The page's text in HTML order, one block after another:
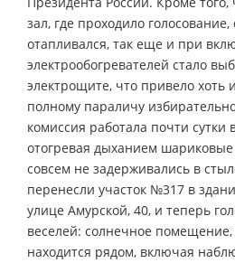
зал, где проходило голосование,
отапливался, так еще и при
электрообогревателей стало
электрощите, что привело хоть
полному параличу
комиссия работала почти сутки
отогревая дыханием
совсем не задерживались в
перенесли участок №317 в
улице Амурской, 40, и теперь
веселей: солнечное помещение,
находится рядом, включая